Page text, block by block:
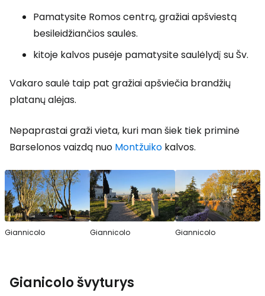
Pamatysite Romos centrą, gražiai apšviestą
besileidžiančios saulės.
kitoje kalvos pusėje pamatysite saulėlydį su Šv.
Vakaro saulė taip pat gražiai apšviečia brandžių
platanų alėjas.
Nepaprastai graži vieta, kuri man šiek tiek priminė
Barselonos vaizdą nuo Montžuiko kalvos.
Giannicolo Giannicolo Giannicolo
Gianicolo švyturys